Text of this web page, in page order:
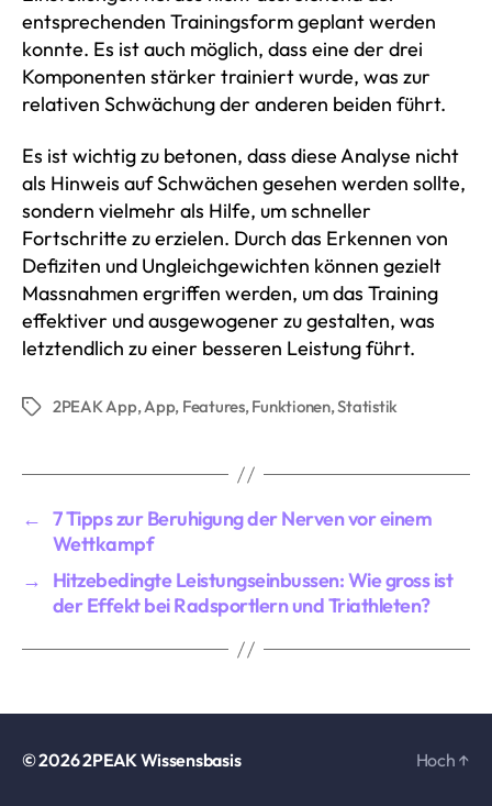
entsprechenden Trainingsform geplant werden
konnte. Es ist auch möglich, dass eine der drei
Komponenten stärker trainiert wurde, was zur
relativen Schwächung der anderen beiden führt.
Es ist wichtig zu betonen, dass diese Analyse nicht
als Hinweis auf Schwächen gesehen werden sollte,
sondern vielmehr als Hilfe, um schneller
Fortschritte zu erzielen. Durch das Erkennen von
Defiziten und Ungleichgewichten können gezielt
Massnahmen ergriffen werden, um das Training
effektiver und ausgewogener zu gestalten, was
letztendlich zu einer besseren Leistung führt.
Schlagwörter
2PEAK App,App, Features,Funktionen,Statistik
← 7 Tipps zur Beruhigung der Nerven vor einem
Wettkampf
→
Hitzebedingte Leistungseinbussen: Wie gross ist
der Effekt bei Radsportlern und Triathleten?
© 20262PEAK Wissensbasis Hoch ↑